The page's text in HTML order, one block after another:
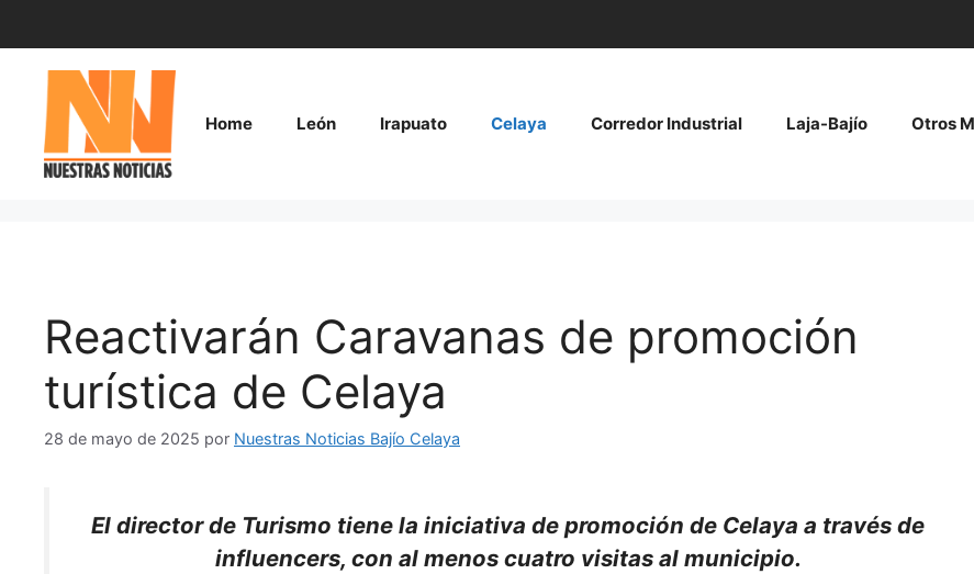
contenido
Home León Irapuato Celaya Corredor Industrial Laja-Bajío Otros
Reactivarán Caravanas de promoción
turística de Celaya
28 de mayo de 2025 por Nuestras Noticias Bajío Celaya
El director de Turismo tiene la iniciativa de promoción de Celaya a través de
influencers, con al menos cuatro visitas al municipio.